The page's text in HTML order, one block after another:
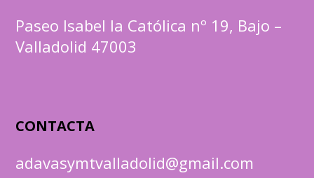
Paseo Isabel la Católica nº 19, Bajo –
Valladolid 47003
CONTACTA
adavasymtvalladolid@gmail.com